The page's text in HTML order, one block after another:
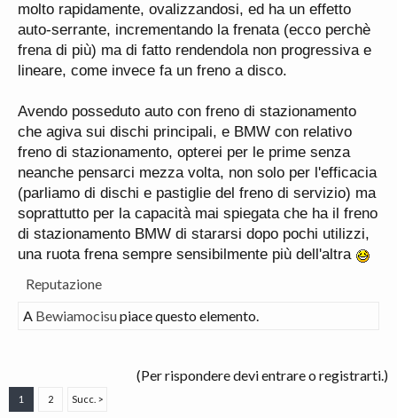
molto rapidamente, ovalizzandosi, ed ha un effetto
auto-serrante, incrementando la frenata (ecco perchè
frena di più) ma di fatto rendendola non progressiva e
lineare, come invece fa un freno a disco.
Avendo posseduto auto con freno di stazionamento
che agiva sui dischi principali, e BMW con relativo
freno di stazionamento, opterei per le prime senza
neanche pensarci mezza volta, non solo per l'efficacia
(parliamo di dischi e pastiglie del freno di servizio) ma
soprattutto per la capacità mai spiegata che ha il freno
di stazionamento BMW di stararsi dopo pochi utilizzi,
una ruota frena sempre sensibilmente più dell'altra
Reputazione
A Bewiamocisupiace questo elemento.
(Per rispondere devi entrare o registrarti.)
1 2 Succ. >